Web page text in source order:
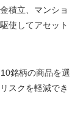
積立、マンショ
使してアセット
銘柄の商品を選
スクを軽減でき